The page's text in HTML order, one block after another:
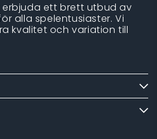
ett brett utbud av
alla spelentusiaster. Vi
kvalitet och variation till